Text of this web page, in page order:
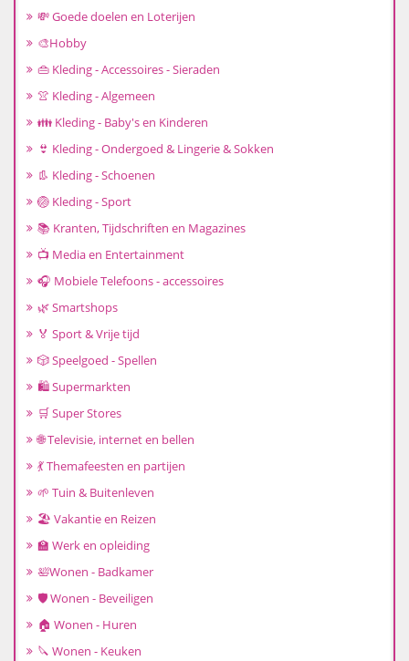
💸 Goede doelen en Loterijen
🎨Hobby
👜 Kleding - Accessoires - Sieraden
👚 Kleding - Algemeen
👪 Kleding - Baby's en Kinderen
👙 Kleding - Ondergoed & Lingerie & Sokken
👢 Kleding - Schoenen
🏐 Kleding - Sport
📚 Kranten, Tijdschriften en Magazines
📺 Media en Entertainment
🎧 Mobiele Telefoons - accessoires
🌿 Smartshops
🏅 Sport & Vrije tijd
🎲 Speelgoed - Spellen
🛍️ Supermarkten
🛒 Super Stores
🌐 Televisie, internet en bellen
💃 Themafeesten en partijen
🌱 Tuin & Buitenleven
🏖️ Vakantie en Reizen
🏫 Werk en opleiding
🛀Wonen - Badkamer
🛡️ Wonen - Beveiligen
🏠 Wonen - Huren
🔪 Wonen - Keuken